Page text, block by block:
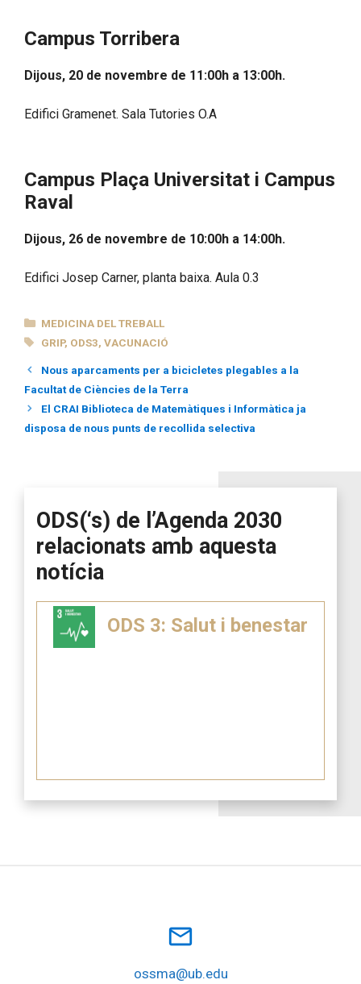
Campus Torribera
Dijous, 20 de novembre de 11:00h a 13:00h.
Edifici Gramenet. Sala Tutories O.A
Campus Plaça Universitat i Campus
Raval
Dijous, 26 de novembre de 10:00h a 14:00h.
Edifici Josep Carner, planta baixa. Aula 0.3
CATEGORIES
MEDICINA DEL TREBALL
ETIQUETES
GRIP, ODS3,VACUNACIÓ
Nous aparcaments per a bicicletes plegables a la
Facultat de Ciències de la Terra
El CRAI Biblioteca de Matemàtiques i Informàtica ja
disposa de nous punts de recollida selectiva
ODS(‘s) de l’Agenda 2030
relacionats amb aquesta
notícia
ODS 3: Salut i benestar
mail_outline
ossma@ub.edu